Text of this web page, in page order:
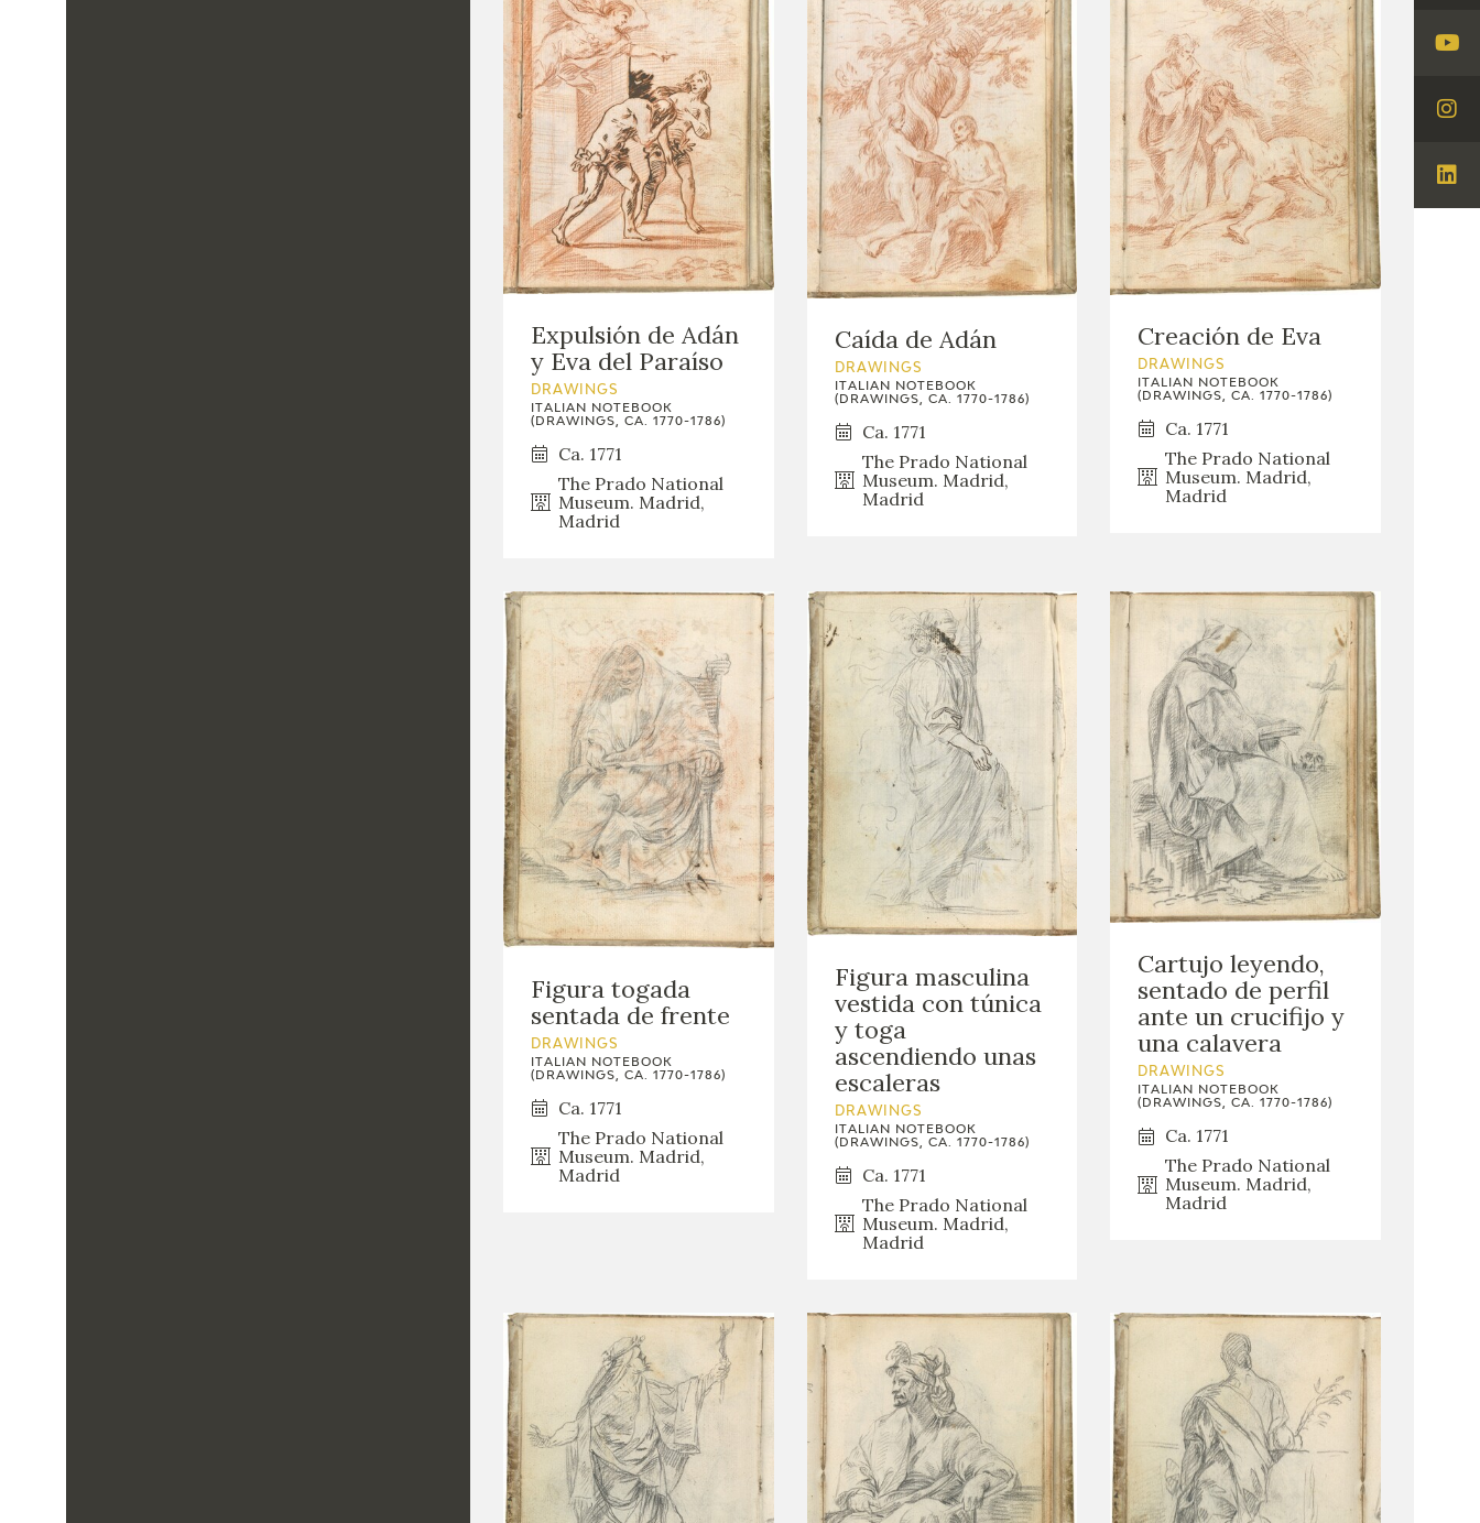
Expulsión de Adán
y Eva del Paraíso
DRAWINGS
ITALIAN NOTEBOOK
(DRAWINGS, CA. 1770-1786)
Ca. 1771
The Prado National
Museum. Madrid,
Madrid
Caída de Adán
DRAWINGS
ITALIAN NOTEBOOK
(DRAWINGS, CA. 1770-1786)
Ca. 1771
The Prado National
Museum. Madrid,
Madrid
Creación de Eva
DRAWINGS
ITALIAN NOTEBOOK
(DRAWINGS, CA. 1770-1786)
Ca. 1771
The Prado National
Museum. Madrid,
Madrid
Figura togada
sentada de frente
DRAWINGS
ITALIAN NOTEBOOK
(DRAWINGS, CA. 1770-1786)
Ca. 1771
The Prado National
Museum. Madrid,
Madrid
Figura masculina
vestida con túnica
y toga
ascendiendo unas
escaleras
DRAWINGS
ITALIAN NOTEBOOK
(DRAWINGS, CA. 1770-1786)
Ca. 1771
The Prado National
Museum. Madrid,
Madrid
Cartujo leyendo,
sentado de perfil
ante un crucifijo y
una calavera
DRAWINGS
ITALIAN NOTEBOOK
(DRAWINGS, CA. 1770-1786)
Ca. 1771
The Prado National
Museum. Madrid,
Madrid